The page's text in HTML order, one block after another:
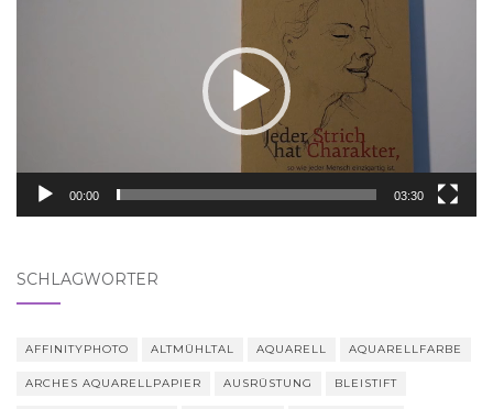
00:00 03:30
SCHLAGWÖRTER
AFFINITYPHOTO ALTMÜHLTAL AQUARELL AQUARELLFARBE
ARCHES AQUARELLPAPIER AUSRÜSTUNG BLEISTIFT